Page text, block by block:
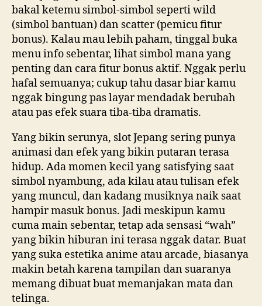
bakal ketemu simbol-simbol seperti wild
(simbol bantuan) dan scatter (pemicu fitur
bonus). Kalau mau lebih paham, tinggal buka
menu info sebentar, lihat simbol mana yang
penting dan cara fitur bonus aktif. Nggak perlu
hafal semuanya; cukup tahu dasar biar kamu
nggak bingung pas layar mendadak berubah
atau pas efek suara tiba-tiba dramatis.
Yang bikin serunya, slot Jepang sering punya
animasi dan efek yang bikin putaran terasa
hidup. Ada momen kecil yang satisfying saat
simbol nyambung, ada kilau atau tulisan efek
yang muncul, dan kadang musiknya naik saat
hampir masuk bonus. Jadi meskipun kamu
cuma main sebentar, tetap ada sensasi “wah”
yang bikin hiburan ini terasa nggak datar. Buat
yang suka estetika anime atau arcade, biasanya
makin betah karena tampilan dan suaranya
memang dibuat buat memanjakan mata dan
telinga.